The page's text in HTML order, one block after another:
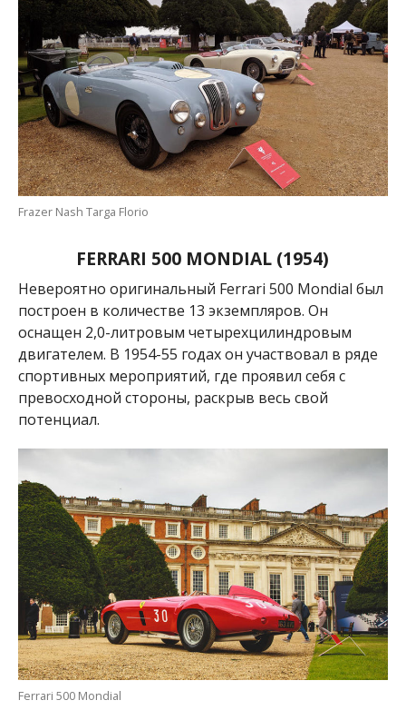
Frazer Nash Targa Florio
FERRARI 500 MONDIAL (1954)
Невероятно оригинальный Ferrari 500 Mondial был
построен в количестве 13 экземпляров. Он
оснащен 2,0-литровым четырехцилиндровым
двигателем. В 1954-55 годах он участвовал в ряде
спортивных мероприятий, где проявил себя с
превосходной стороны, раскрыв весь свой
потенциал.
Ferrari 500 Mondial